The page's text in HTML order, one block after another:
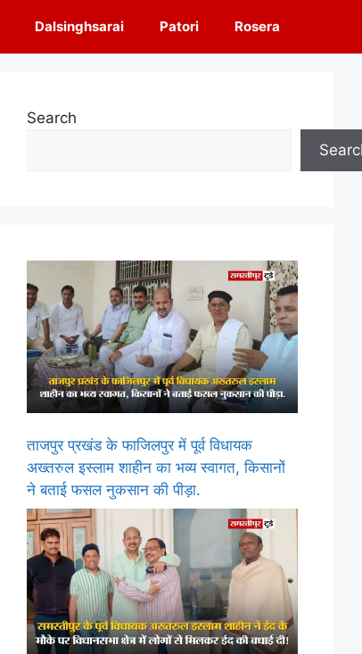
Dalsinghsarai Patori Rosera
Search
ताजपुर प्रखंड के फाजिलपुर में पूर्व विधायक
अख्तरुल इस्लाम शाहीन का भव्य स्वागत, किसानों
ने बताई फसल नुकसान की पीड़ा.